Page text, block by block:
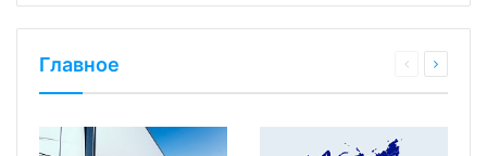
Главное